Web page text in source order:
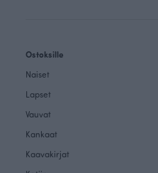
Ostoksille
Naiset
Lapset
Vauvat
Kankaat
Kaavakirjat